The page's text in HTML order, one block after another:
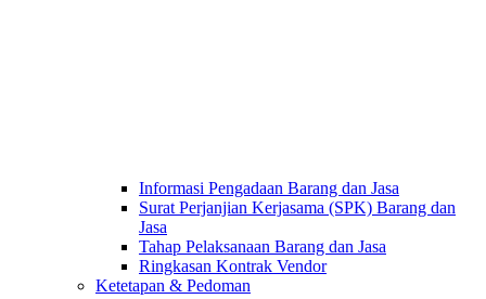
Informasi Pengadaan Barang dan Jasa
Surat Perjanjian Kerjasama (SPK) Barang dan
Jasa
Tahap Pelaksanaan Barang dan Jasa
Ringkasan Kontrak Vendor
Ketetapan & Pedoman